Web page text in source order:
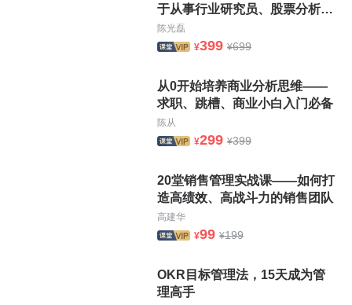
于从事行业研究员、股票分析
师、基金经理的你打造
陈光磊
¥399 ¥699
从0开始培养商业分析思维——
求职、跳槽、商业小白入门必备
陈从
¥299 ¥399
20堂销售管理实战课——如何打
造高绩效、高战斗力的销售团队
高建华
¥99 ¥199
OKR目标管理法，15天成为管
理高手